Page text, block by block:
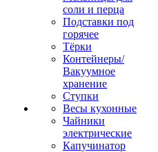
соли и перца
Подставки под
горячее
Тёрки
Контейнеры/
Вакуумное
хранение
Ступки
Весы кухонные
Чайники
электрические
Капучинатор